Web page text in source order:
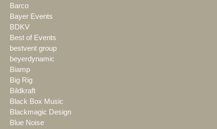
Barco
Bayer Events
BDKV
Best of Events
bestvent group
beyerdynamic
Biamp
Big Rig
Bildkraft
Black Box Music
Blackmagic Design
Blue Noise